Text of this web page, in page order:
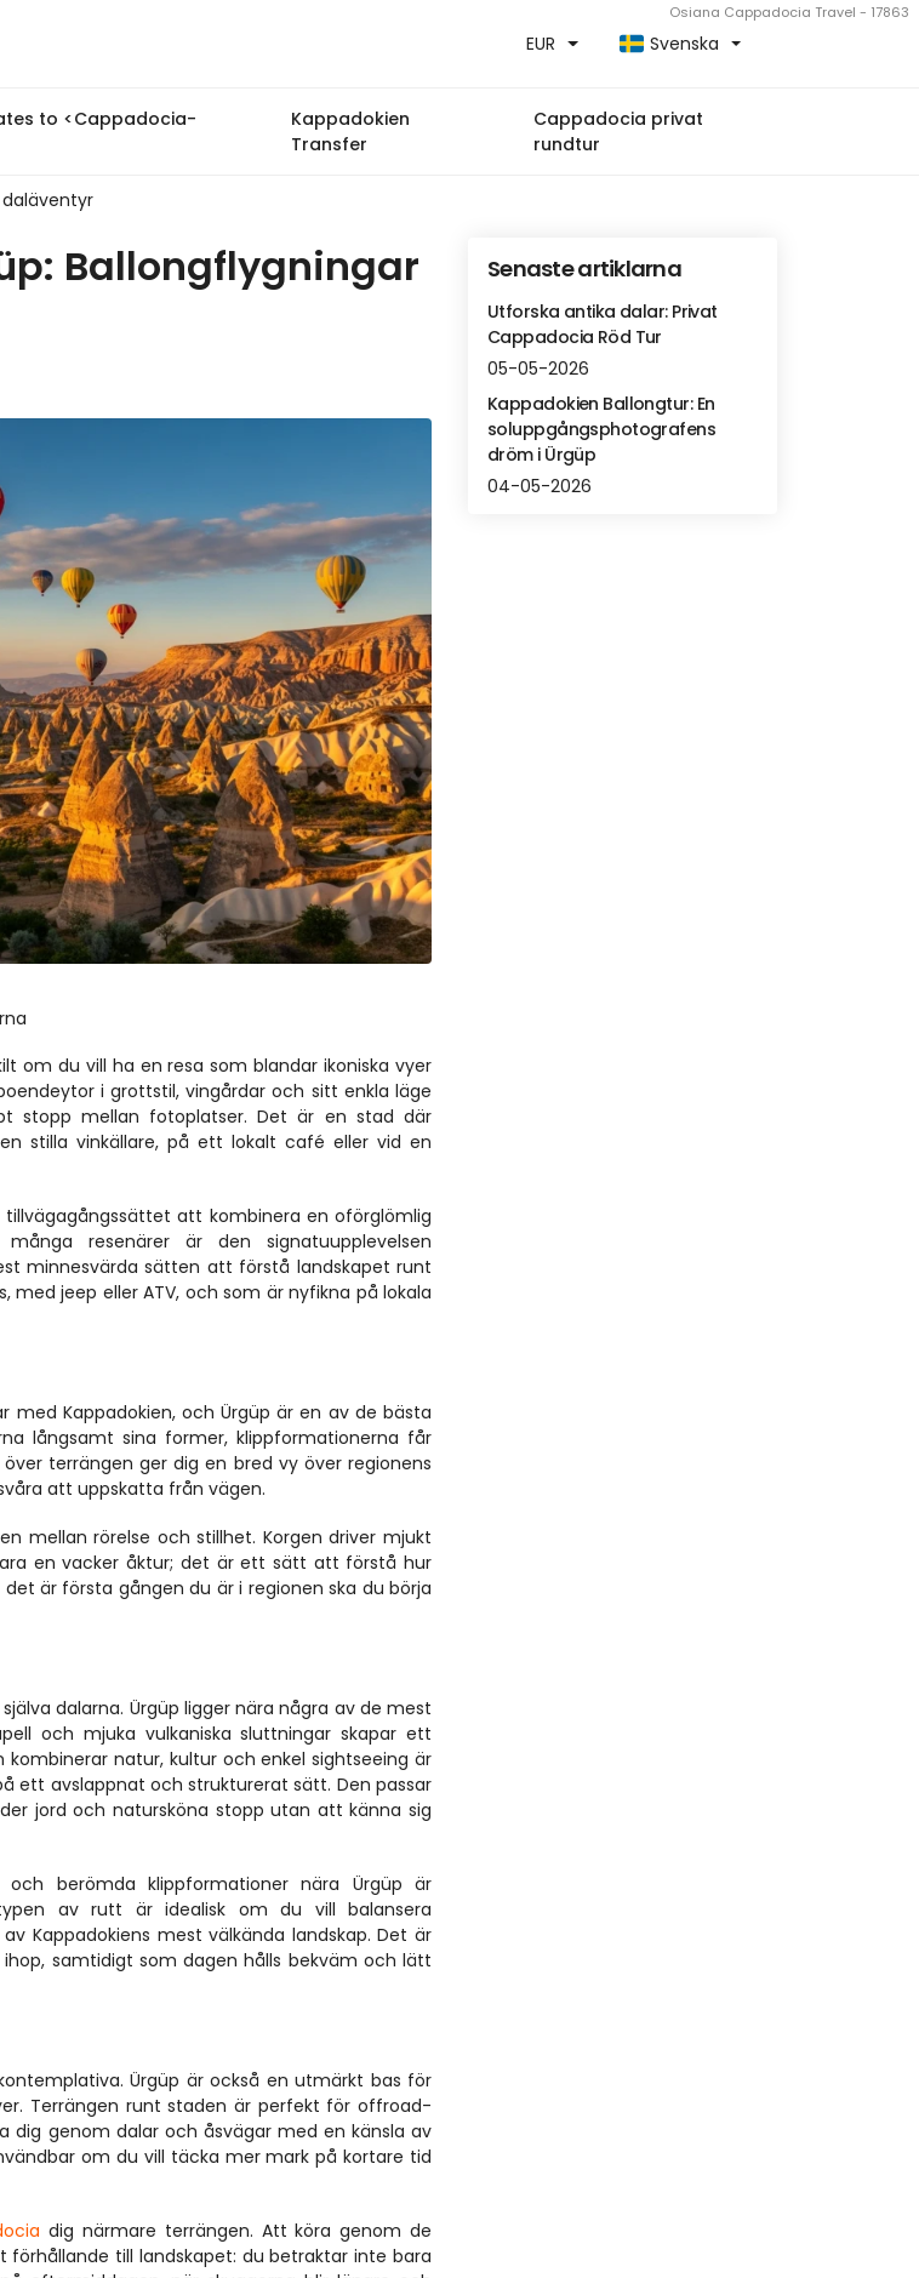
Osiana Cappadocia Travel - 17863
EUR Svenska
to <Cappadocia-
Kappadokien
Transfer
Cappadocia privat
rundtur
Ballongflygningar
om du vill ha en resa som blandar ikoniska vyer
i grottstil, vingårdar och sitt enkla läge
stopp mellan fotoplatser. Det är en stad där
stilla vinkällare, på ett lokalt café eller vid en
att kombinera en oförglömlig
resenärer är den signatuupplevelsen
minnesvärda sätten att förstå landskapet runt
med jeep eller ATV, och som är nyfikna på lokala
med Kappadokien, och Ürgüp är en av de bästa
långsamt sina former, klippformationerna får
terrängen ger dig en bred vy över regionens
att uppskatta från vägen.
mellan rörelse och stillhet. Korgen driver mjukt
en vacker åktur; det är ett sätt att förstå hur
är första gången du är i regionen ska du börja
dalarna. Ürgüp ligger nära några av de mest
och mjuka vulkaniska sluttningar skapar ett
natur, kultur och enkel sightseeing är
ett avslappnat och strukturerat sätt. Den passar
jord och natursköna stopp utan att känna sig
berömda klippformationer nära Ürgüp är
av rutt är idealisk om du vill balansera
Kappadokiens mest välkända landskap. Det är
samtidigt som dagen hålls bekväm och lätt
Ürgüp är också en utmärkt bas för
Terrängen runt staden är perfekt för offroad-
dig genom dalar och åsvägar med en känsla av
om du vill täcka mer mark på kortare tid
dig närmare terrängen. Att köra genom de
till landskapet: du betraktar inte bara
Senaste artiklarna
Utforska antika dalar: Privat
Cappadocia Röd Tur
05-05-2026
Kappadokien Ballongtur: En
soluppgångsphotografens
dröm i Ürgüp
04-05-2026